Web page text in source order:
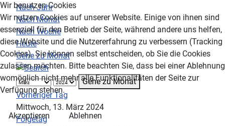
Nach Jahr
Nach Monat
Nach Woche
Heute
Gehe zu Monat
Gehe zu Monat
Vorheriger Tag
Mittwoch, 13. März 2024
Folgetag
Wir benutzen Cookies
Wir nutzen Cookies auf unserer Website. Einige von ihnen sind
essenziell für den Betrieb der Seite, während andere uns helfen,
diese Website und die Nutzererfahrung zu verbessern (Tracking
Cookies). Sie können selbst entscheiden, ob Sie die Cookies
zulassen möchten. Bitte beachten Sie, dass bei einer Ablehnung
womöglich nicht mehr alle Funktionalitäten der Seite zur
Verfügung stehen.
Akzeptieren
Ablehnen